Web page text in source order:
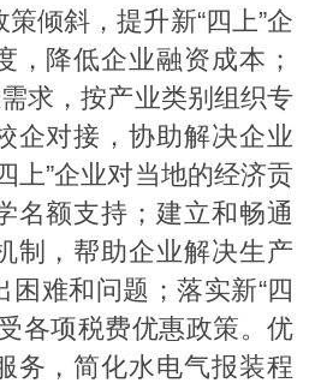
倾斜，提升新“四上”企
，降低企业融资成本；
求，按产业类别组织专
企对接，协助解决企业
上”企业对当地的经济贡
名额支持；建立和畅通
制，帮助企业解决生产
困难和问题；落实新“四
各项税费优惠政策。优
务，简化水电气报装程